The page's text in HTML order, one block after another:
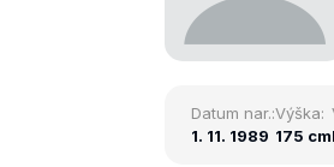
Datum nar.:
1. 11. 1989
Výška:
175 cm